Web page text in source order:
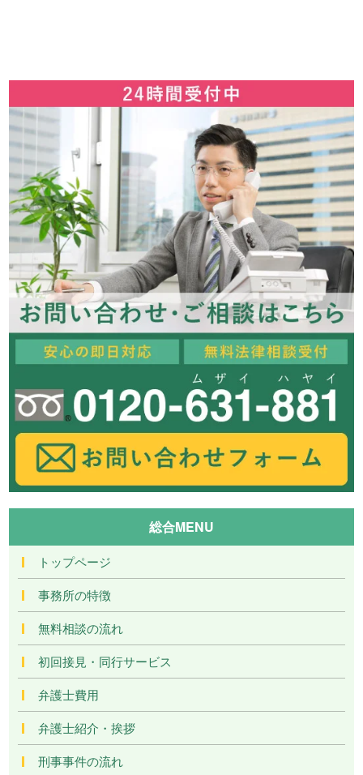
総合MENU
トップページ
事務所の特徴
無料相談の流れ
初回接見・同行サービス
弁護士費用
弁護士紹介・挨拶
刑事事件の流れ